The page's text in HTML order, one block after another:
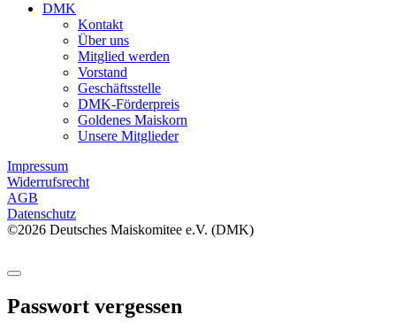
DMK
Kontakt
Über uns
Mitglied werden
Vorstand
Geschäftsstelle
DMK-Förderpreis
Goldenes Maiskorn
Unsere Mitglieder
Impressum
Widerrufsrecht
AGB
Datenschutz
©2026 Deutsches Maiskomitee e.V. (DMK)
Passwort vergessen